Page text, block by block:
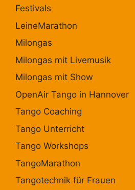
Festivals
LeineMarathon
Milongas
Milongas mit Livemusik
Milongas mit Show
OpenAir Tango in Hannover
Tango Coaching
Tango Unterricht
Tango Workshops
TangoMarathon
Tangotechnik für Frauen